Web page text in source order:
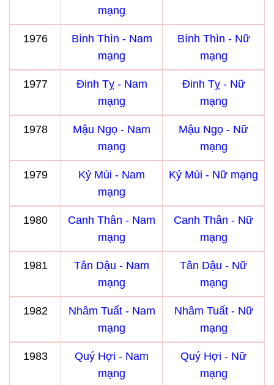
mạng
1976
Bính Thìn - Nam
mạng
Bính Thìn - Nữ
mạng
1977
Đinh Tỵ - Nam
mạng
Đinh Tỵ - Nữ
mạng
1978
Mậu Ngọ - Nam
mạng
Mậu Ngọ - Nữ
mạng
1979
Kỷ Mùi - Nam
mạng
Kỷ Mùi - Nữ mạng
1980
Canh Thân - Nam
mạng
Canh Thân - Nữ
mạng
1981
Tân Dậu - Nam
mạng
Tân Dậu - Nữ
mạng
1982
Nhâm Tuất - Nam
mạng
Nhâm Tuất - Nữ
mạng
1983
Quý Hợi - Nam
mạng
Quý Hợi - Nữ
mạng